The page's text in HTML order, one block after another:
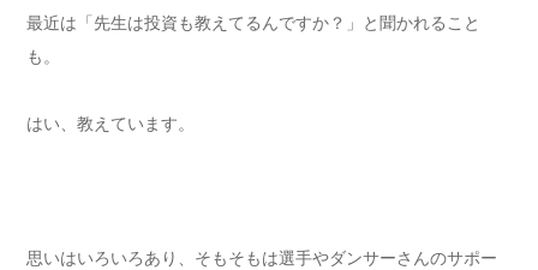
最近は「先生は投資も教えてるんですか？」と聞かれること
も。
はい、教えています。
思いはいろいろあり、そもそもは選手やダンサーさんのサポー